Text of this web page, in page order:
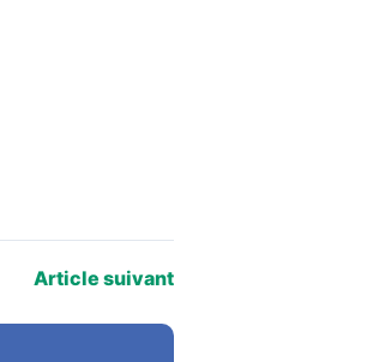
Article suivant